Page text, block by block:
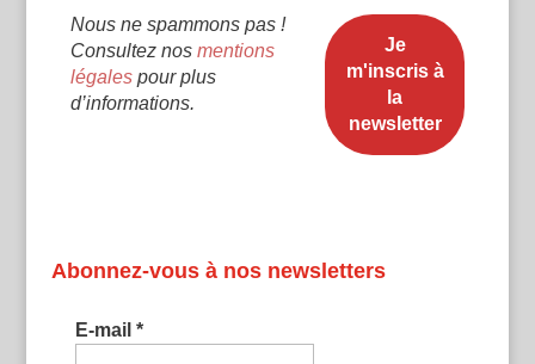
Nous ne spammons pas !
Consultez nos mentions
légalespour plus
d’informations.
Abonnez-vous à nos newsletters
E-mail *